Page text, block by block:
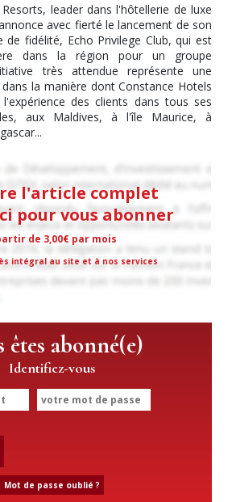
leader dans l'hôtellerie de luxe
avec fierté le lancement de son
de fidélité, Echo Privilege Club, qui est
dans la région pour un groupe
très attendue représente une
la manière dont Constance Hotels
des clients dans tous ses
aux Maldives, à l'île Maurice, à
l'article complet
pour vous abonner
de 3,00€ par mois
intégral au site et à nos services
êtes abonné(e)
Identifiez-vous
Mot de passe oublié ?